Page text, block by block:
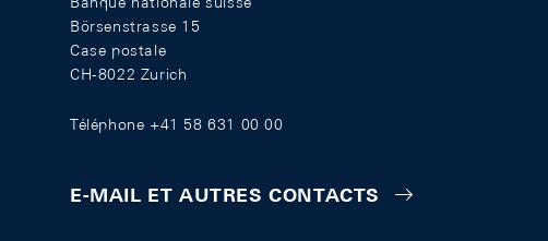
Börsenstrasse 15
Case postale
CH-8022 Zurich
Téléphone +41 58 631 00 00
E-MAIL ET AUTRES CONTACTS